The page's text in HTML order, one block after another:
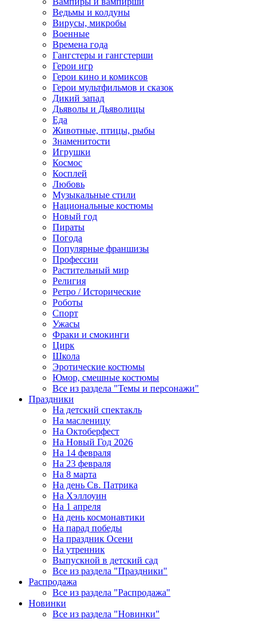
Ведьмы и колдуны
Вирусы, микробы
Военные
Времена года
Гангстеры и гангстерши
Герои игр
Герои кино и комиксов
Герои мультфильмов и сказок
Дикий запад
Дьяволы и Дьяволицы
Еда
Животные, птицы, рыбы
Знаменитости
Игрушки
Космос
Косплей
Любовь
Музыкальные стили
Национальные костюмы
Новый год
Пираты
Погода
Популярные франшизы
Профессии
Растительный мир
Религия
Ретро / Исторические
Роботы
Спорт
Ужасы
Фраки и смокинги
Цирк
Школа
Эротические костюмы
Юмор, смешные костюмы
Все из раздела "Темы и персонажи"
Праздники
На детский спектакль
На масленицу
На Октоберфест
На Новый Год 2026
На 14 февраля
На 23 февраля
На 8 марта
На день Св. Патрика
На Хэллоуин
На 1 апреля
На день космонавтики
На парад победы
На праздник Осени
На утренник
Выпускной в детский сад
Все из раздела "Праздники"
Распродажа
Все из раздела "Распродажа"
Новинки
Все из раздела "Новинки"